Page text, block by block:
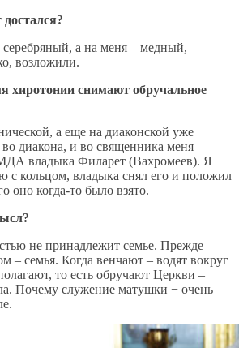
а на меня – медный,
возложили.
хиротонии снимают обручальное
а еще на диаконской уже
диакона, и во священника меня
владыка Филарет (Вахромеев). Я
с кольцом, владыка снял его и положил
оно когда-то было взято.
не принадлежит семье. Прежде
– семья. Когда венчают – водят вокруг
то есть обручают Церкви –
Почему служение матушки − очень